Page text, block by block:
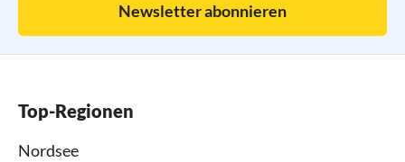
Newsletter abonnieren
Top-Regionen
Nordsee